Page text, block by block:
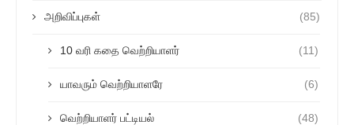
அறிவிப்புகள் (85)
10 வரி கதை வெற்றியாளர் (11)
யாவரும் வெற்றியாளரே (6)
வெற்றியாளர் பட்டியல் (48)